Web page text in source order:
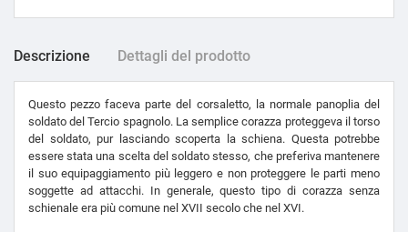
Descrizione Dettagli del prodotto
Questo pezzo faceva parte del corsaletto, la normale panoplia del
soldato del Tercio spagnolo. La semplice corazza proteggeva il torso
del soldato, pur lasciando scoperta la schiena. Questa potrebbe
essere stata una scelta del soldato stesso, che preferiva mantenere
il suo equipaggiamento più leggero e non proteggere le parti meno
soggette ad attacchi. In generale, questo tipo di corazza senza
schienale era più comune nel XVII secolo che nel XVI.